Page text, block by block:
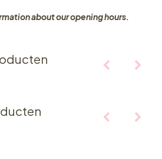
about our opening hours.